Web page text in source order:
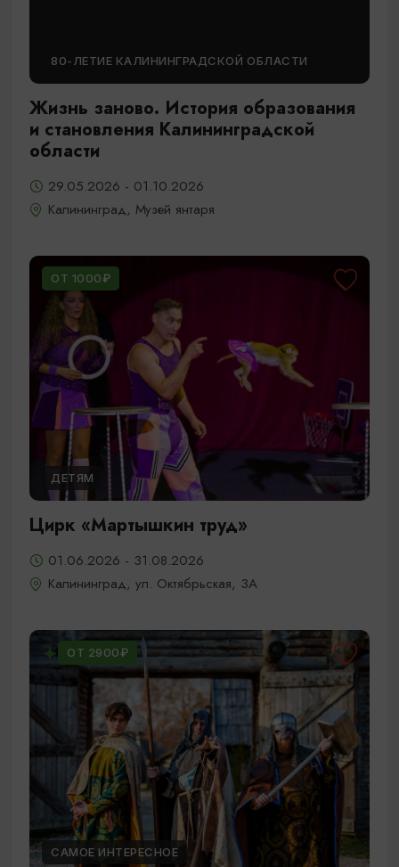
80-ЛЕТИЕ КАЛИНИНГРАДСКОЙ ОБЛАСТИ
Жизнь заново. История образования
и становления Калининградской
области
29.05.2026 - 01.10.2026
Калининград, Музей янтаря
ОТ 1000₽
ДЕТЯМ
Цирк «Мартышкин труд»
01.06.2026 - 31.08.2026
Калининград, ул. Октябрьская, 3А
ОТ 2900₽
САМОЕ ИНТЕРЕСНОЕ